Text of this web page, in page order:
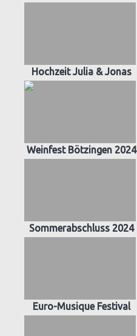
Hochzeit Julia & Jonas
Weinfest Bötzingen 2024
Sommerabschluss 2024
Euro-Musique Festival